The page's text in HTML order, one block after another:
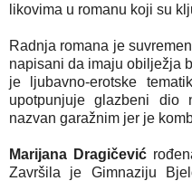
likovima u romanu koji su
Radnja romana je
napisani da imaju obilježja
je ljubavno-erotske
upotpunjuje glazbeni dio
nazvan garažnim jer je
Marijana Dragičević
Završila je Gimnaziju